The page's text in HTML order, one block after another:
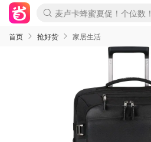
麦卢卡蜂蜜夏促！个位数！
Prada/Miu 4.8折！
啥？必胜客披萨5折！
首页 抢好货 家居生活